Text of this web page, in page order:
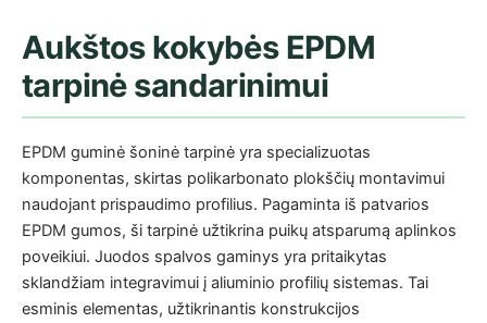
Aukštos kokybės EPDM
tarpinė sandarinimui
EPDM guminė šoninė tarpinė yra specializuotas
komponentas, skirtas polikarbonato plokščių montavimui
naudojant prispaudimo profilius. Pagaminta iš patvarios
EPDM gumos, ši tarpinė užtikrina puikų atsparumą aplinkos
poveikiui. Juodos spalvos gaminys yra pritaikytas
sklandžiam integravimui į aliuminio profilių sistemas. Tai
esminis elementas, užtikrinantis konstrukcijos